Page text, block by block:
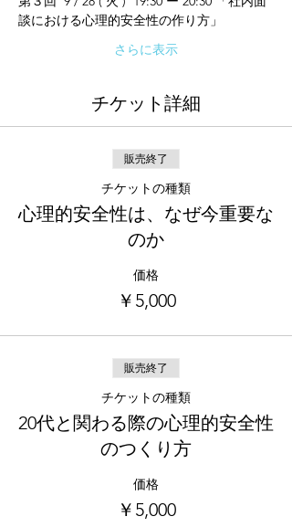
談における心理的安全性の作り方」
さらに表示
チケット詳細
販売終了
チケットの種類
心理的安全性は、なぜ今重要な
のか
価格
￥5,000
販売終了
チケットの種類
20代と関わる際の心理的安全性
のつくり方
価格
￥5,000